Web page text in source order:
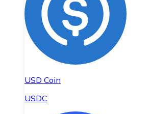
USD Coin
USDC